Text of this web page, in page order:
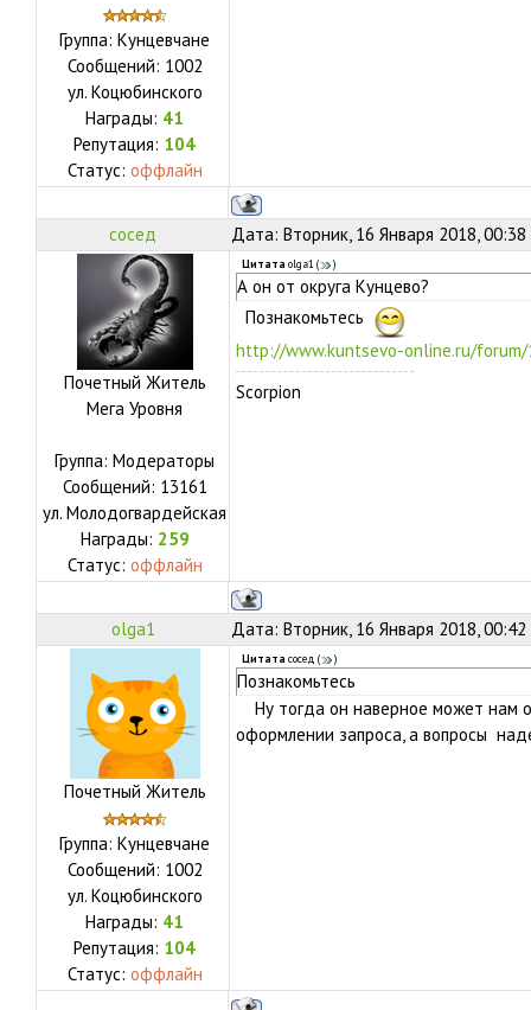
Группа: Кунцевчане
Сообщений: 1002
ул. Коцюбинского
Награды: 41
Репутация: 104
Статус: оффлайн
сосед Дата: Вторник, 16 Января 2018,
Почетный Житель
Мега Уровня
Группа: Модераторы
Сообщений: 13161
ул. Молодогвардейская
Награды: 259
Статус: оффлайн
Цитата olga1( )
А он от округа Кунцево?
Познакомьтесь
http://www.kuntsevo-online.ru/forum/
Scorpion
olga1 Дата: Вторник, 16 Января 2018,
Почетный Житель
Группа: Кунцевчане
Сообщений: 1002
ул. Коцюбинского
Награды: 41
Репутация: 104
Статус: оффлайн
Цитата сосед ( )
Познакомьтесь
Ну тогда он наверное может нам
оформлении запроса, а вопросы